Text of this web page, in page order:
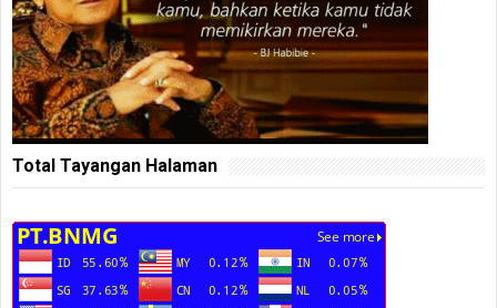
Total Tayangan Halaman